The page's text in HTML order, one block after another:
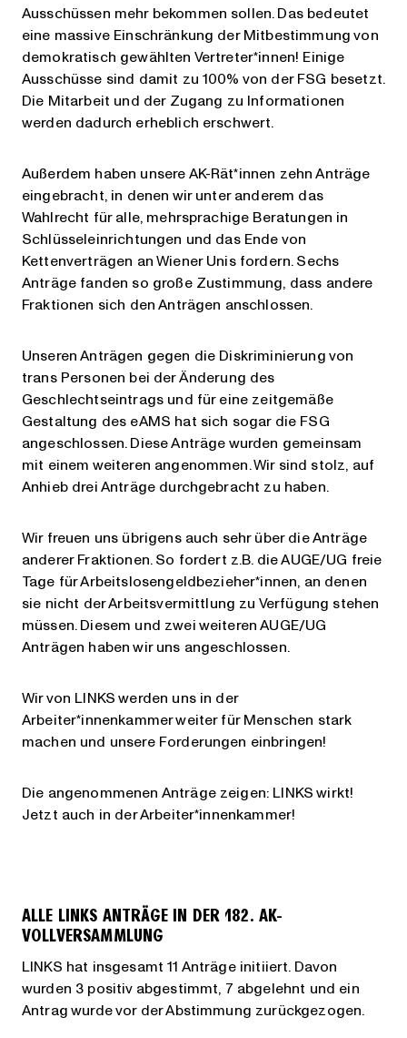
Ausschüssen mehr bekommen sollen. Das bedeutet
eine massive Einschränkung der Mitbestimmung von
demokratisch gewählten Vertreter*innen! Einige
Ausschüsse sind damit zu 100% von der FSG besetzt.
Die Mitarbeit und der Zugang zu Informationen
werden dadurch erheblich erschwert.
Außerdem haben unsere AK-Rät*innen zehn Anträge
eingebracht, in denen wir unter anderem das
Wahlrecht für alle, mehrsprachige Beratungen in
Schlüsseleinrichtungen und das Ende von
Kettenverträgen an Wiener Unis fordern. Sechs
Anträge fanden so große Zustimmung, dass andere
Fraktionen sich den Anträgen anschlossen.
Unseren Anträgen gegen die Diskriminierung von
trans Personen bei der Änderung des
Geschlechtseintrags und für eine zeitgemäße
Gestaltung des eAMS hat sich sogar die FSG
angeschlossen. Diese Anträge wurden gemeinsam
mit einem weiteren angenommen. Wir sind stolz, auf
Anhieb drei Anträge durchgebracht zu haben.
Wir freuen uns übrigens auch sehr über die Anträge
anderer Fraktionen. So fordert z.B. die AUGE/UG freie
Tage für Arbeitslosengeldbezieher*innen, an denen
sie nicht der Arbeitsvermittlung zu Verfügung stehen
müssen. Diesem und zwei weiteren AUGE/UG
Anträgen haben wir uns angeschlossen.
Wir von LINKS werden uns in der
Arbeiter*innenkammer weiter für Menschen stark
machen und unsere Forderungen einbringen!
Die angenommenen Anträge zeigen: LINKS wirkt!
Jetzt auch in der Arbeiter*innenkammer!
ALLE LINKS ANTRÄGE IN DER 182. AK-
VOLLVERSAMMLUNG
LINKS hat insgesamt 11 Anträge initiiert. Davon
wurden 3 positiv abgestimmt, 7 abgelehnt und ein
Antrag wurde vor der Abstimmung zurückgezogen.